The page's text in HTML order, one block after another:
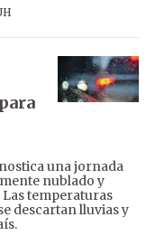
una jornada
nublado y
temperaturas
descartan lluvias y